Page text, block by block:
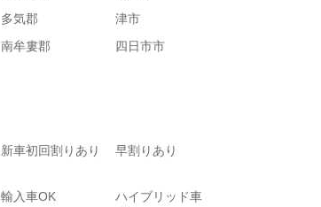
多気郡
津市
南牟婁郡
四日市市
新車初回割りあり 早割りあり
輸入車OK
ハイブリッド車